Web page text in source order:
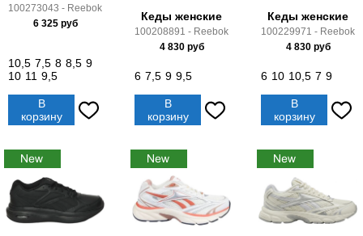
100273043 - Reebok
6 325руб
10,5 7,5 8 8,5 9
10 11 9,5
В
корзину
Кеды женские
100208891 - Reebok
4 830руб
6 7,5 9 9,5
В
корзину
Кеды женские
100229971 - Reebok
4 830руб
6 10 10,5 7 9
В
корзину